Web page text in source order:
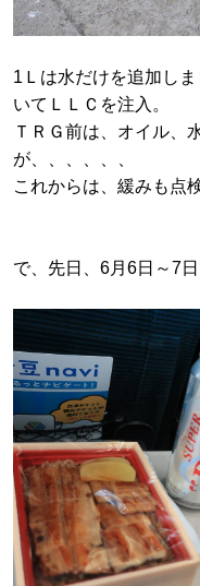
1Ｌは水だけを追加し
いてＬＬＣを注入。
ＴＲＧ前は、オイル、
が、、、、、、
これからは、緩みも点
で、先日、6月6日～7